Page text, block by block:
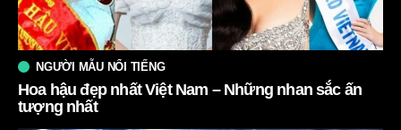
NGƯỜI MẪU NỔI TIẾNG
Hoa hậu đẹp nhất Việt Nam – Những nhan sắc ấn
tượng nhất